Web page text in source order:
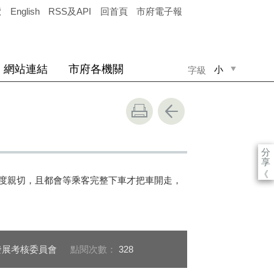
English RSS及API 回首頁 市府電子報
字級 小
網站連結 市府各機關
分
享
《
切，且都會等乘客完整下車才把車開走，
考核委員會 點閱次數： 328